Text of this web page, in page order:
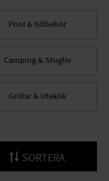
Pool & tillbehör
Camping & Stugliv
Grillar & Utekök
SORTERA